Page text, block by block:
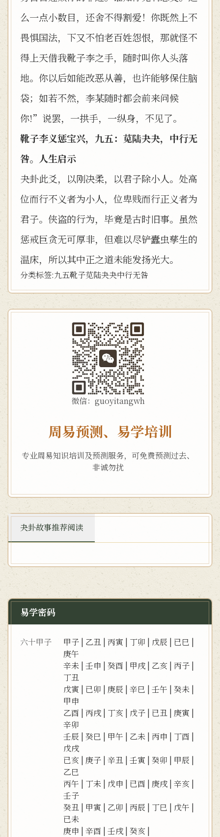
么一点小数目，还舍不得割爱！你既然上不
畏惧国法，下又不怕老百姓怨恨，那就怪不
得上天借我靴子李之手，随时叫你人头落
地。你以后如能改恶从善，也许能够保住脑
袋；如若不然，李某随时都会前来问候
你!”说罢，一拱手，一纵身，不见了。
靴子李义惩宝兴，九五：苋陆夬夬，中行无
咎。人生启示
夬卦此爻，以刚决柔，以君子除小人。处高
位而行不义者为小人，位卑贱而行正义者为
君子。侠盗的行为，毕竟是古时旧事。虽然
惩戒巨贪无可厚非，但难以尽铲蠹虫孳生的
温床，所以其中正之道未能发扬光大。
分类标签:九五靴子苋陆夬夬中行无咎
微信：guoyitangwh
周易预测、易学培训
专业周易知识培训及预测服务，可免费预测过去、
非诚勿扰
夬卦故事推荐阅读
易学密码
六十甲子 甲子 | 乙丑 |丙寅 | 丁卯 | 戊辰 | 已巳 |
庚午
辛未 |壬申 |癸酉 | 甲戌 | 乙亥 |丙子 |
丁丑
戊寅 | 已卯 | 庚辰 |辛巳 |壬午 |癸未 |
甲申
乙酉 |丙戌 | 丁亥 | 戊子 | 已丑 | 庚寅 |
辛卯
壬辰 |癸巳 | 甲午 | 乙未 |丙申 | 丁酉 |
戊戌
已亥 | 庚子 |辛丑 |壬寅 |癸卯 | 甲辰 |
乙巳
丙午 | 丁未 | 戊申 | 已酉 | 庚戌 |辛亥 |
壬子
癸丑 | 甲寅 | 乙卯 |丙辰 | 丁巳 | 戊午 |
已未
庚申 |辛酉 |壬戌 |癸亥 |